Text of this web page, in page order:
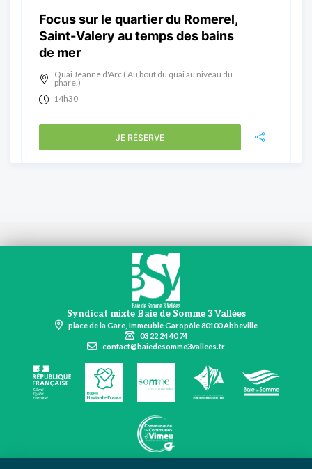
Focus sur le quartier du Romerel,
Saint-Valery au temps des bains
de mer
Quai Jeanne d'Arc ( Au bout du quai au niveau du
phare.)
14h30
JE RÉSERVE
Syndicat mixte Baie de Somme 3 Vallées
place de la Gare, Immeuble Garopôle 80100 Abbeville
03 22 24 40 74
contact@baiedesomme3vallees.fr